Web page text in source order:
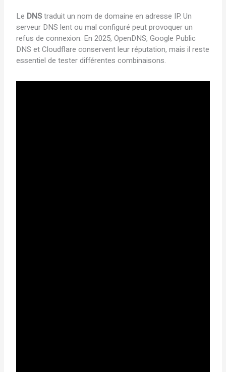
Le DNStraduit un nom de domaine en adresse IP. Un
serveur DNS lent ou mal configuré peut provoquer un
refus de connexion. En 2025, OpenDNS, Google Public
DNS et Cloudflare conservent leur réputation, mais il reste
essentiel de tester différentes combinaisons.